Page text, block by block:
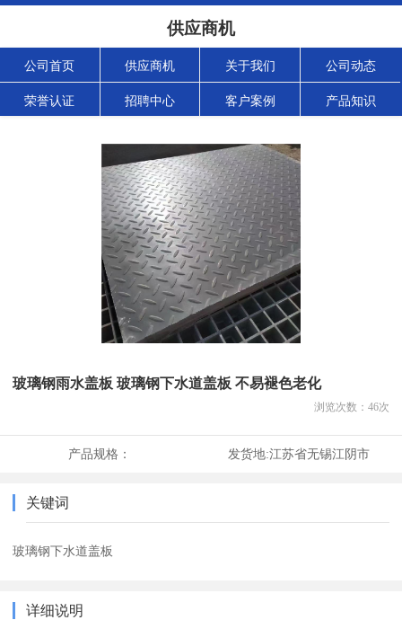
供应商机
公司首页 供应商机 关于我们 公司动态
荣誉认证 招聘中心 客户案例 产品知识
玻璃钢雨水盖板 玻璃钢下水道盖板 不易褪色老化
浏览次数： 46次
产品规格： 发货地:江苏省无锡江阴市
关键词
玻璃钢下水道盖板
详细说明